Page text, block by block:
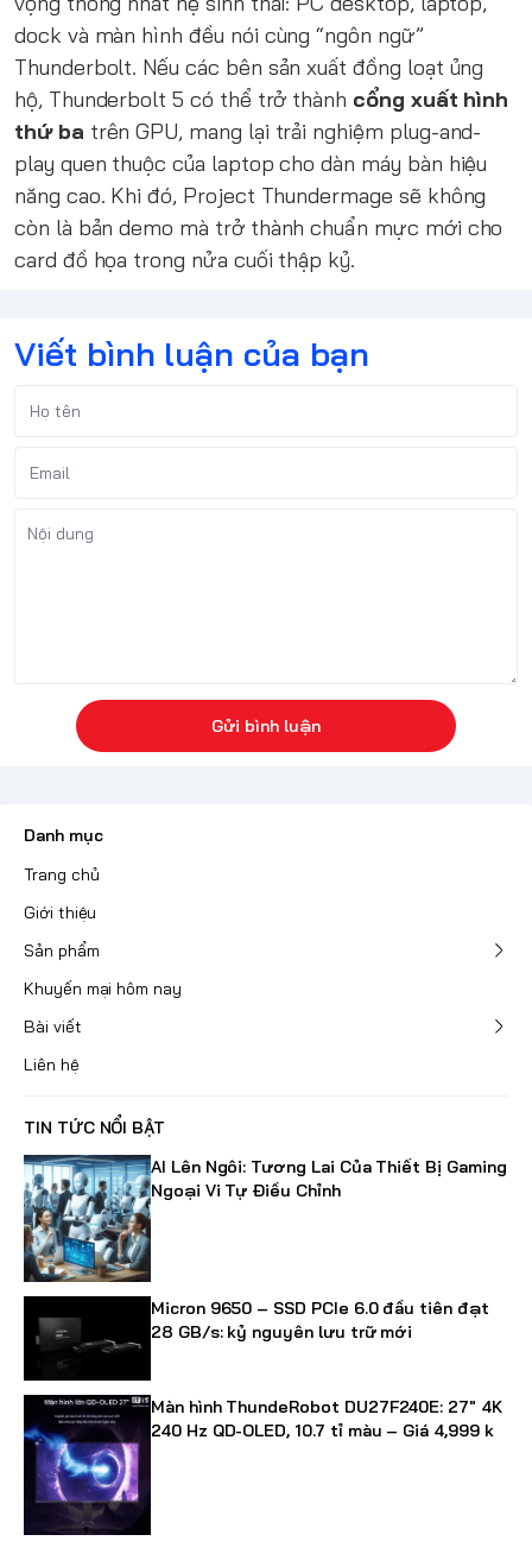
dock và màn hình đều nói cùng “ngôn ngữ”
Thunderbolt. Nếu các bên sản xuất đồng loạt ủng
hộ, Thunderbolt 5 có thể trở thành cổng xuất hình
thứ ba trên GPU, mang lại trải nghiệm plug-and-
play quen thuộc của laptop cho dàn máy bàn hiệu
năng cao. Khi đó, Project Thundermage sẽ không
còn là bản demo mà trở thành chuẩn mực mới cho
card đồ họa trong nửa cuối thập kỷ.
Viết bình luận của bạn
Gửi bình luận
Danh mục
Trang chủ
Giới thiệu
Sản phẩm
Khuyến mại hôm nay
Bài viết
Liên hệ
TIN TỨC NỔI BẬT
AI Lên Ngôi: Tương Lai Của Thiết Bị Gaming
Ngoại Vi Tự Điều Chỉnh
Micron 9650 – SSD PCIe 6.0 đầu tiên đạt
28 GB/s: kỷ nguyên lưu trữ mới
Màn hình ThundeRobot DU27F240E: 27" 4K
240 Hz QD-OLED, 10.7 tỉ màu – Giá 4,999 k